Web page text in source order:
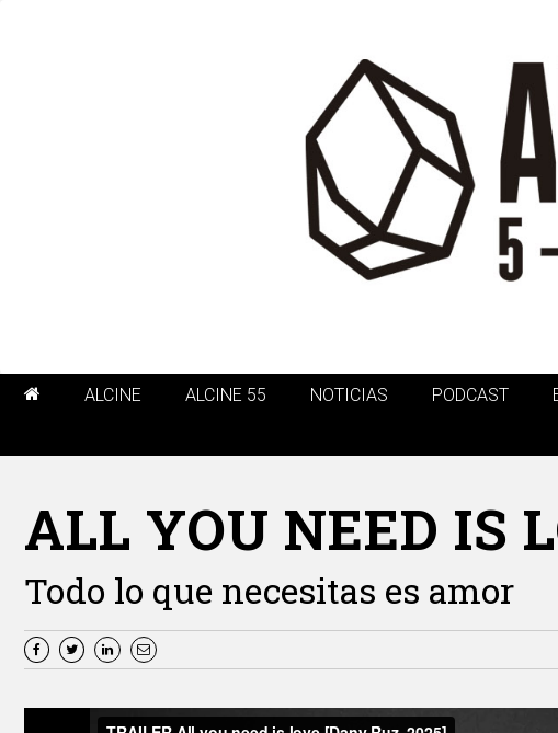
ALCINE ALCINE 55 NOTICIAS PODCAST
ALL YOU NEED IS
Todo lo que necesitas es amor